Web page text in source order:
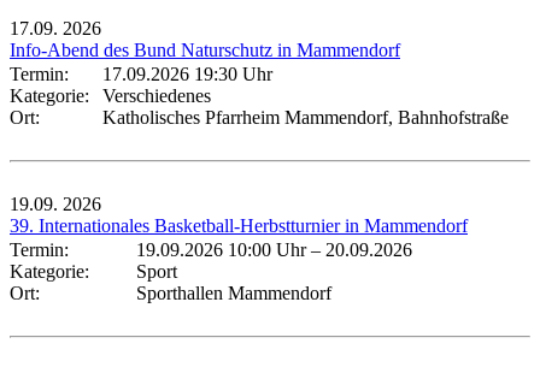
17.09. 2026
Info-Abend des Bund Naturschutz in Mammendorf
Termin:
17.09.2026 19:30 Uhr
Kategorie:
Verschiedenes
Ort:
Katholisches Pfarrheim Mammendorf, Bahnhofstraße
19.09. 2026
39. Internationales Basketball-Herbstturnier in Mammendorf
Termin:
19.09.2026 10:00 Uhr– 20.09.2026
Kategorie:
Sport
Ort:
Sporthallen Mammendorf